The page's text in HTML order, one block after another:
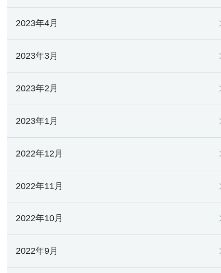
2023年4月
2023年3月
2023年2月
2023年1月
2022年12月
2022年11月
2022年10月
2022年9月